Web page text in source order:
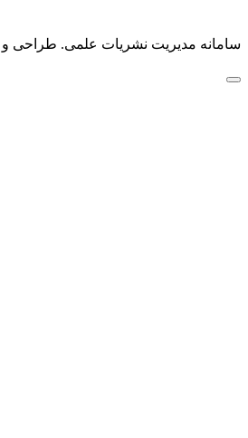
سامانه مدیریت نشریات علمی. طراحی و